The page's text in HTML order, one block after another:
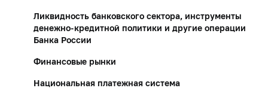
Ликвидность банковского сектора, инструменты
денежно-кредитной политики и другие операции
Банка России
Финансовые рынки
Национальная платежная система